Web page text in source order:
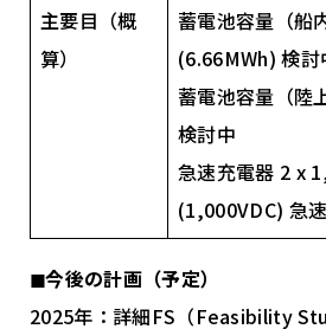
主要目（概
算）
蓄電池容量（船
(6.66MWh) 検討
蓄電池容量（陸
検討中
急速充電器 2 x
(1,000VDC) 急
◼︎今後の計画（予定）
2025年：詳細FS（Feasibility